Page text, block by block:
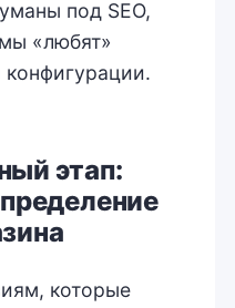
под SEO,
«любят»
конфигурации.
этап:
которые